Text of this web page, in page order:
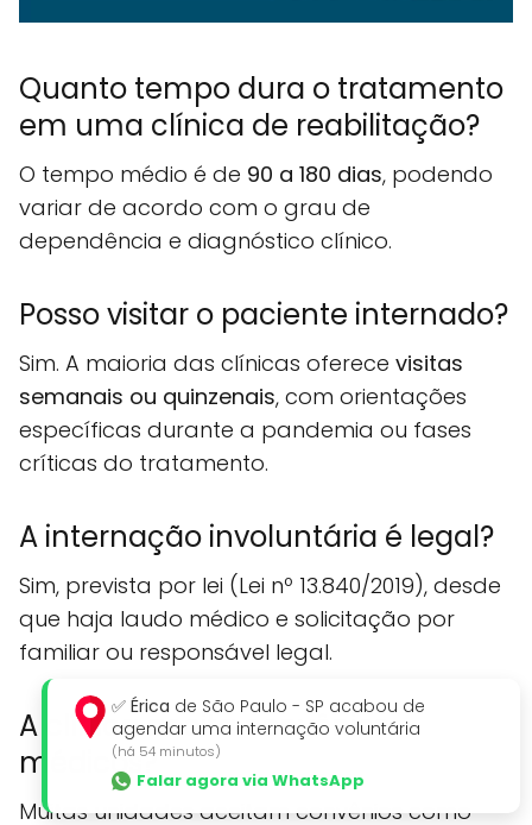
Quanto tempo dura o tratamento
em uma clínica de reabilitação?
O tempo médio é de 90 a 180 dias, podendo
variar de acordo com o grau de
dependência e diagnóstico clínico.
Posso visitar o paciente internado?
Sim. A maioria das clínicas oferece visitas
semanais ou quinzenais, com orientações
específicas durante a pandemia ou fases
críticas do tratamento.
A internação involuntária é legal?
Sim, prevista por lei (Lei nº 13.840/2019), desde
que haja laudo médico e solicitação por
familiar ou responsável legal.
A clínica aceita convênios
médicos?
Muitas unidades aceitam convênios como
✅ Érica de São Paulo - SP acabou de
agendar uma internação voluntária
(há 54 minutos)
Falar agora via WhatsApp